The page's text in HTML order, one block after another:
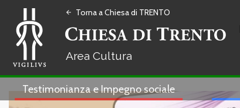
arrow_back Torna a Chiesa di TRENTO
Cultura
Testimonianza e Impegno sociale